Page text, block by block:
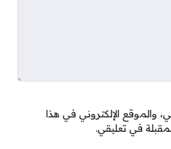
والموقع الإلكتروني في هذا
في تعليقي.